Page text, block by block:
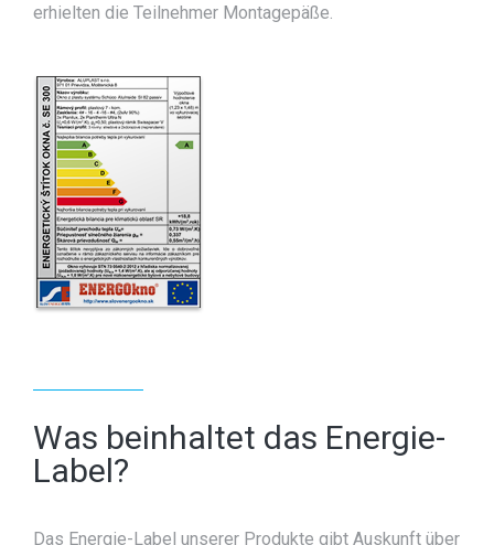
erhielten die Teilnehmer Montagepäße.
Was beinhaltet das Energie-
Label?
Das Energie-Label unserer Produkte gibt Auskunft über